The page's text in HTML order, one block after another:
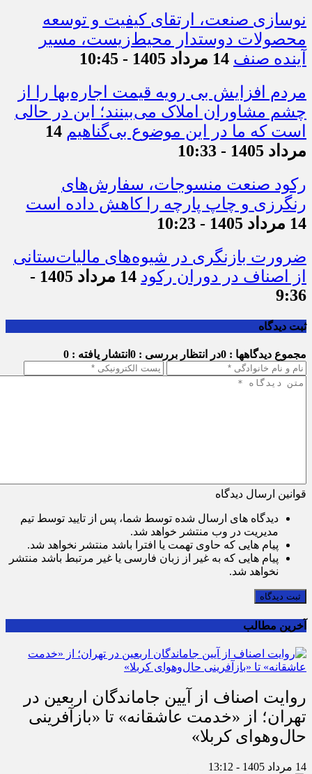
نوسازی صنعت، ارتقای کیفیت و توسعه
محصولات دوستدار محیط‌زیست، مسیر
آینده صنف 14 مرداد 1405 - 10:45
مردم افزایش بی رویه قیمت اجاره‌بها را از
چشم مشاوران املاک می‌بینند؛ این در حالی
است که ما در این موضوع بی‌گناهیم 14
مرداد 1405 - 10:33
رکود صنعت منسوجات، سفارش‌های
رنگرزی و چاپ پارچه را کاهش داده است
14 مرداد 1405 - 10:23
ضرورت بازنگری در شیوه‌های مالیات‌ستانی
از اصناف در دوران رکود
14 مرداد 1405 -
9:36
ثبت دیدگاه
مجموع دیدگاهها : 0 در انتظار بررسی : 0 انتشار یافته : 0
قوانین ارسال دیدگاه
دیدگاه های ارسال شده توسط شما، پس از تایید توسط تیم
مدیریت در وب منتشر خواهد شد.
پیام هایی که حاوی تهمت یا افترا باشد منتشر نخواهد شد.
پیام هایی که به غیر از زبان فارسی یا غیر مرتبط باشد منتشر
نخواهد شد.
ثبت دیدگاه
آخرین مطالب
روایت اصناف از آیین جاماندگان اربعین در
تهران؛ از «خدمت عاشقانه» تا «بازآفرینی
حال‌وهوای کربلا»
14 مرداد 1405 - 13:12